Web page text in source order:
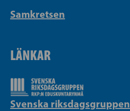
Samkretsen
LÄNKAR
Svenska riksdagsgruppen